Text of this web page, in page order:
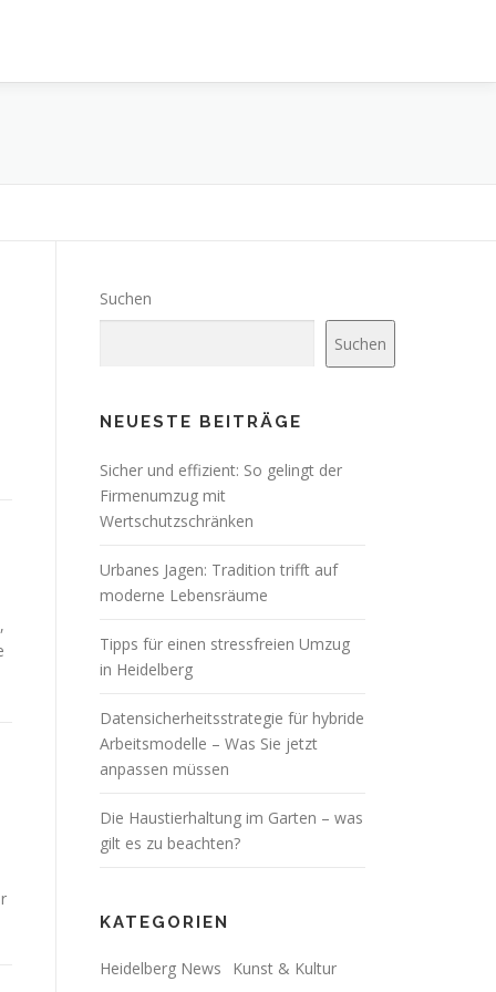
Suchen
Suchen
NEUESTE BEITRÄGE
Sicher und effizient: So gelingt der
Firmenumzug mit
Wertschutzschränken
Urbanes Jagen: Tradition trifft auf
moderne Lebensräume
Tipps für einen stressfreien Umzug
in Heidelberg
Datensicherheitsstrategie für hybride
Arbeitsmodelle – Was Sie jetzt
anpassen müssen
Die Haustierhaltung im Garten – was
gilt es zu beachten?
KATEGORIEN
Heidelberg News Kunst & Kultur